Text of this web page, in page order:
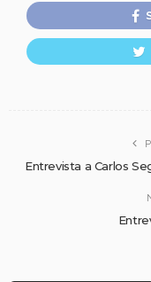
Entrevista a Carlos